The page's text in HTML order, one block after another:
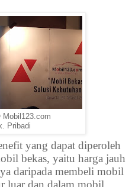
Mobil123.com
Pribadi
yang dapat diperoleh
bekas, yaitu harga jauh
daripada membeli mobil